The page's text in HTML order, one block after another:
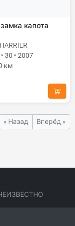
капота
30 • 2007
км
« Назад Вперёд »